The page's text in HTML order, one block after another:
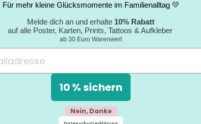
Für mehr kleine Glücksmomente im Familienalltag 💛
Melde dich an und erhalte 10% Rabatt
auf alle Poster, Karten, Prints, Tattoos & Aufkleber
ab 30 Euro Warenwert
10 % sichern
Nein, Danke